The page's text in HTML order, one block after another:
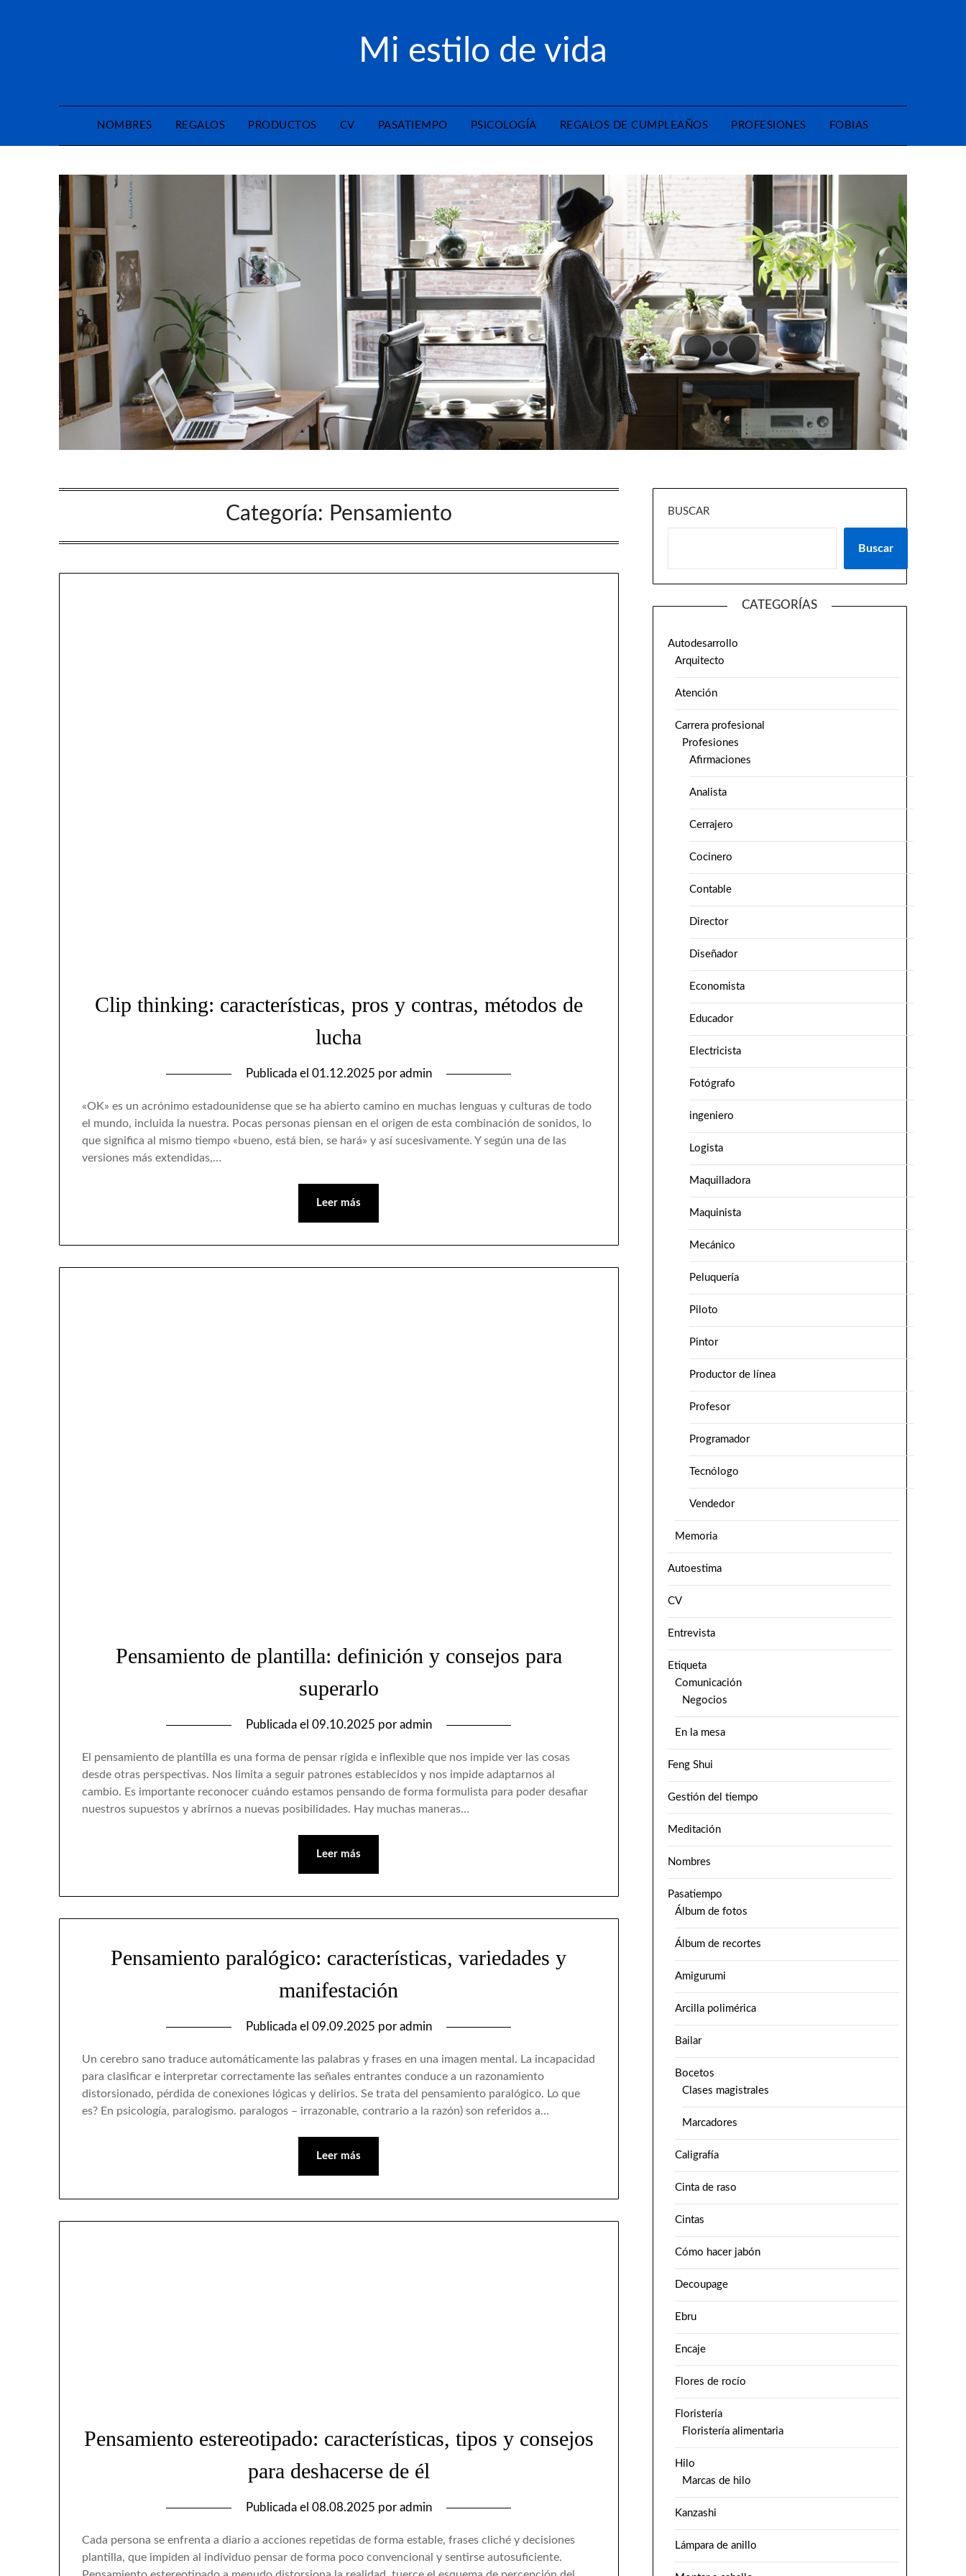
Mi estilo de vida
NOMBRES REGALOS PRODUCTOS CV PASATIEMPO PSICOLOGÍA REGALOS DE CUMPLEAÑOS PROFESIONES FOBIAS
Categoría: Pensamiento
Clip thinking: características, pros y contras, métodos de
lucha
Publicada el 01.12.2025 por admin
«OK» es un acrónimo estadounidense que se ha abierto camino en muchas lenguas y culturas de todo
el mundo, incluida la nuestra. Pocas personas piensan en el origen de esta combinación de sonidos, lo
que significa al mismo tiempo «bueno, está bien, se hará» y así sucesivamente. Y según una de las
versiones más extendidas,…
Leer más
Pensamiento de plantilla: definición y consejos para
superarlo
Publicada el 09.10.2025 por admin
El pensamiento de plantilla es una forma de pensar rígida e inflexible que nos impide ver las cosas
desde otras perspectivas. Nos limita a seguir patrones establecidos y nos impide adaptarnos al
cambio. Es importante reconocer cuándo estamos pensando de forma formulista para poder desafiar
nuestros supuestos y abrirnos a nuevas posibilidades. Hay muchas maneras…
Leer más
Pensamiento paralógico: características, variedades y
manifestación
Publicada el 09.09.2025 por admin
Un cerebro sano traduce automáticamente las palabras y frases en una imagen mental. La incapacidad
para clasificar e interpretar correctamente las señales entrantes conduce a un razonamiento
distorsionado, pérdida de conexiones lógicas y delirios. Se trata del pensamiento paralógico. Lo que
es? En psicología, paralogismo. paralogos – irrazonable, contrario a la razón) son referidos a…
Leer más
Pensamiento estereotipado: características, tipos y consejos
para deshacerse de él
Publicada el 08.08.2025 por admin
Cada persona se enfrenta a diario a acciones repetidas de forma estable, frases cliché y decisiones
plantilla, que impiden al individuo pensar de forma poco convencional y sentirse autosuficiente.
BUSCAR
Buscar
CATEGORÍAS
Autodesarrollo
Arquitecto
Atención
Carrera profesional
Profesiones
Afirmaciones
Analista
Cerrajero
Cocinero
Contable
Director
Diseñador
Economista
Educador
Electricista
Fotógrafo
ingeniero
Logista
Maquilladora
Maquinista
Mecánico
Peluquería
Piloto
Pintor
Productor de línea
Profesor
Programador
Tecnólogo
Vendedor
Memoria
Autoestima
CV
Entrevista
Etiqueta
Comunicación
Negocios
En la mesa
Feng Shui
Gestión del tiempo
Meditación
Nombres
Pasatiempo
Álbum de fotos
Álbum de recortes
Amigurumi
Arcilla polimérica
Bailar
Bocetos
Clases magistrales
Marcadores
Caligrafía
Cinta de raso
Cintas
Cómo hacer jabón
Decoupage
Ebru
Encaje
Flores de rocío
Floristería
Floristería alimentaria
Hilo
Marcas de hilo
Kanzashi
Lámpara de anillo